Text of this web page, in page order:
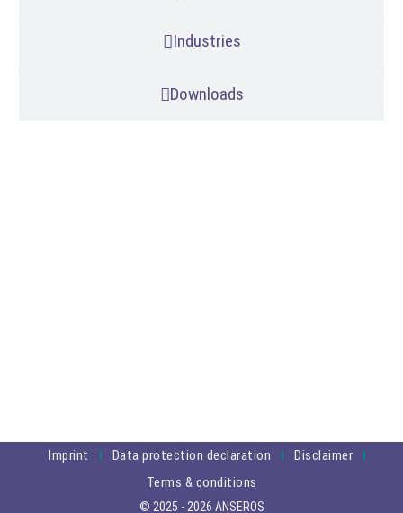
Industries
Downloads
Imprint Data protection declaration
Disclaimer
Terms & conditions
© 2025 - 2026 ANSEROS